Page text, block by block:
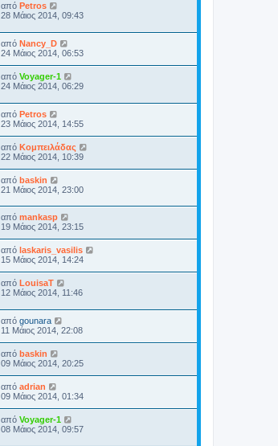
από Petros
28 Μάιος 2014, 09:43
από Nancy_D
24 Μάιος 2014, 06:53
από Voyager-1
24 Μάιος 2014, 06:29
από Petros
23 Μάιος 2014, 14:55
από Κομπειλάδας
22 Μάιος 2014, 10:39
από baskin
21 Μάιος 2014, 23:00
από mankasp
19 Μάιος 2014, 23:15
από laskaris_vasilis
15 Μάιος 2014, 14:24
από LouisaT
12 Μάιος 2014, 11:46
από gounara
11 Μάιος 2014, 22:08
από baskin
09 Μάιος 2014, 20:25
από adrian
09 Μάιος 2014, 01:34
από Voyager-1
08 Μάιος 2014, 09:57